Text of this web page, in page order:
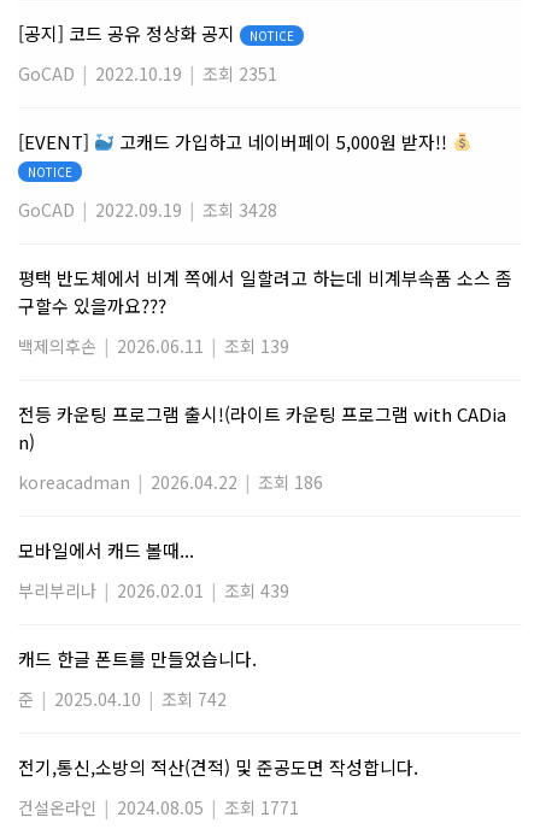
[공지] 코드 공유 정상화 공지 NOTICE
GoCAD | 2022.10.19 | 조회 2351
[EVENT] 고캐드 가입하고 네이버페이 5,000원 받자!!
NOTICE
GoCAD | 2022.09.19 | 조회 3428
평택 반도체에서 비계 쪽에서 일할려고 하는데 비계부속품 소스 좀
구할수 있을까요???
백제의후손 | 2026.06.11 | 조회 139
전등 카운팅 프로그램 출시!(라이트 카운팅 프로그램 with CADia
n)
koreacadman | 2026.04.22 | 조회 186
모바일에서 캐드 볼때...
부리부리나 | 2026.02.01 | 조회 439
캐드 한글 폰트를 만들었습니다.
준 | 2025.04.10 | 조회 742
전기,통신,소방의 적산(견적) 및 준공도면 작성합니다.
건설온라인 | 2024.08.05 | 조회 1771